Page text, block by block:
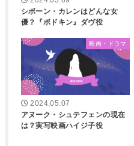
シボーン・カレンはどんな女
優？『ボドキン』ダヴ役
映画・ドラマ
2024.05.07
アヌーク・シュテフェンの現在
は？実写映画ハイジ子役